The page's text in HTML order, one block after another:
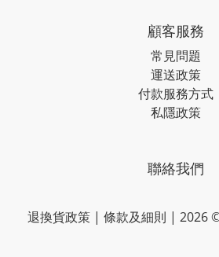
顧客服務
常見問題
運送政策
付款服務方式
私隱政策
聯絡我們
退換貨政策| 條款及細則 | 2026